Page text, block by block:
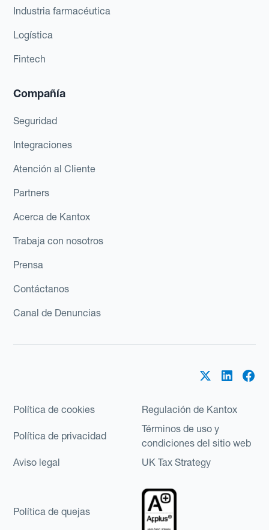
Industria farmacéutica
Logística
Fintech
Compañía
Seguridad
Integraciones
Atención al Cliente
Partners
Acerca de Kantox
Trabaja con nosotros
Prensa
Contáctanos
Canal de Denuncias
Política de cookies Regulación de Kantox
Política de privacidad
Términos de uso y
condiciones del sitio web
Aviso legal
UK Tax Strategy
Política de quejas